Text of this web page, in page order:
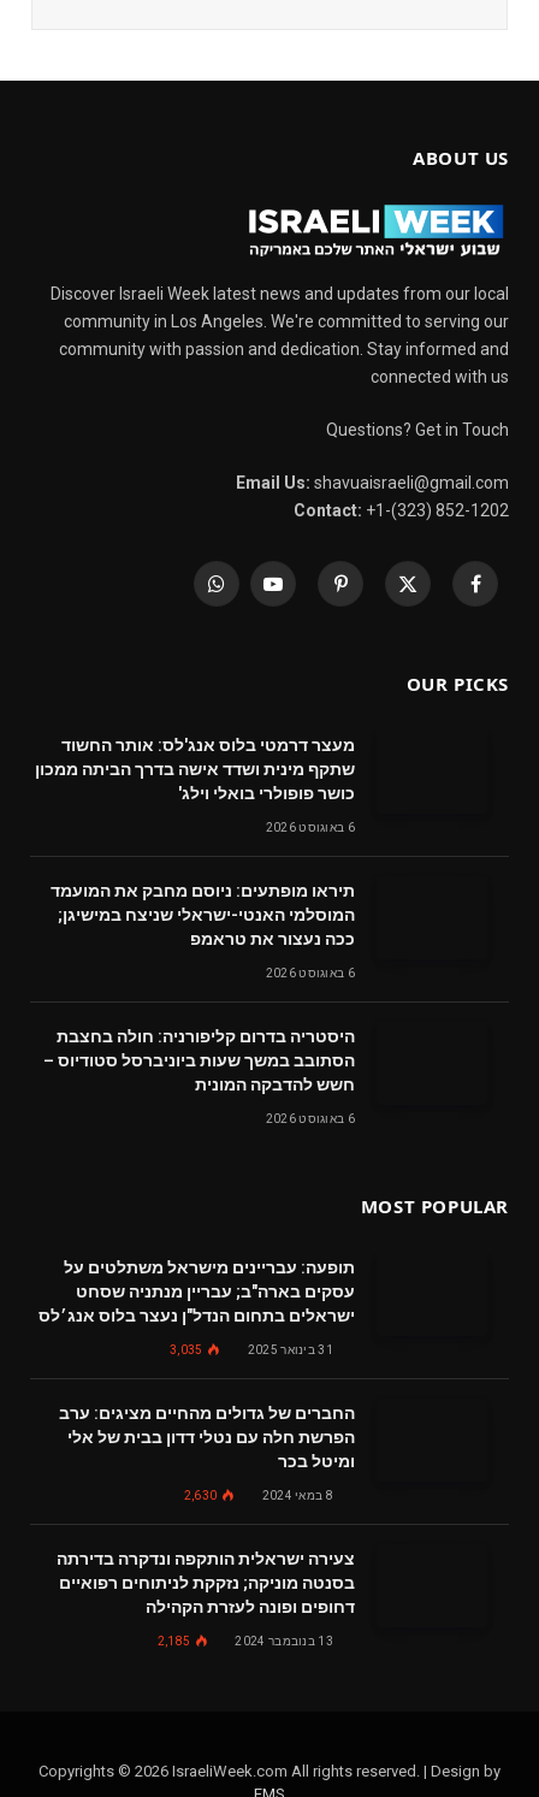
ABOUT US
Discover Israeli Week latest news and updates from our local
community in Los Angeles. We're committed to serving our
community with passion and dedication. Stay informed and
connected with us
Questions? Get in Touch
Email Us: shavuaisraeli@gmail.com
Contact: +1-(323) 852-1202
Facebook
X
Pinterest
YouTube
WhatsApp
OUR PICKS
מעצר דרמטי בלוס אנג'לס: אותר החשוד
שתקף מינית ושדד אישה בדרך הביתה ממכון
כושר פופולרי בואלי וילג'
6 באוגוסט 2026
תיראו מופתעים: ניוסם מחבק את המועמד
המוסלמי האנטי-ישראלי שניצח במישיגן;
ככה נעצור את טראמפ
6 באוגוסט 2026
היסטריה בדרום קליפורניה: חולה בחצבת
הסתובב במשך שעות ביוניברסל סטודיוס –
חשש להדבקה המונית
6 באוגוסט 2026
MOST POPULAR
תופעה: עבריינים מישראל משתלטים על
עסקים בארה"ב; עבריין מנתניה שסחט
ישראלים בתחום הנדל"ן נעצר בלוס אנג׳לס
31 בינואר 2025 3,035
החברים של גדולים מהחיים מציגים: ערב
הפרשת חלה עם נטלי דדון בבית של אלי
ומיטל בכר
8 במאי 2024 2,630
צעירה ישראלית הותקפה ונדקרה בדירתה
בסנטה מוניקה; נזקקת לניתוחים רפואיים
דחופים ופונה לעזרת הקהילה
13 בנובמבר 2024 2,185
Copyrights © 2026 IsraeliWeek.com All rights reserved. | Design by